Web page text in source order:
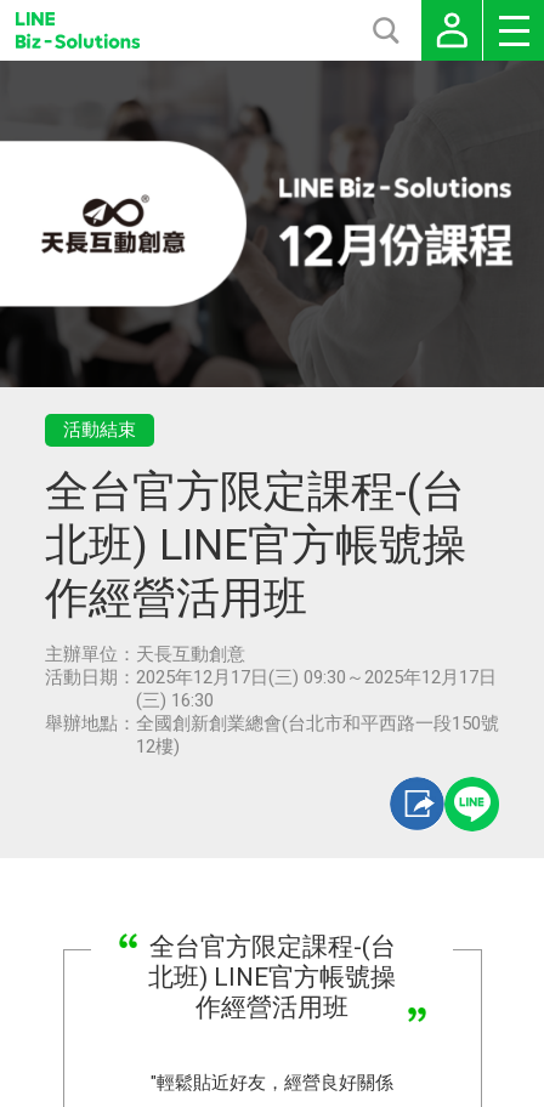
活動結束
全台官方限定課程-(台
北班) LINE官方帳號操
作經營活用班
主辦單位： 天長互動創意
活動日期： 2025年12月17日(三) 09:30～2025年12月17日
(三) 16:30
舉辦地點： 全國創新創業總會(台北市和平西路一段150號
12樓)
全台官方限定課程-(台
北班) LINE官方帳號操
作經營活用班
"輕鬆貼近好友，經營良好關係